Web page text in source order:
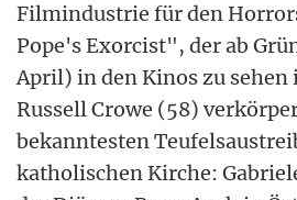
Filmindustrie für den
Pope's Exorcist", der ab
April) in den Kinos zu sehen
Russell Crowe (58)
bekanntesten
katholischen Kirche: